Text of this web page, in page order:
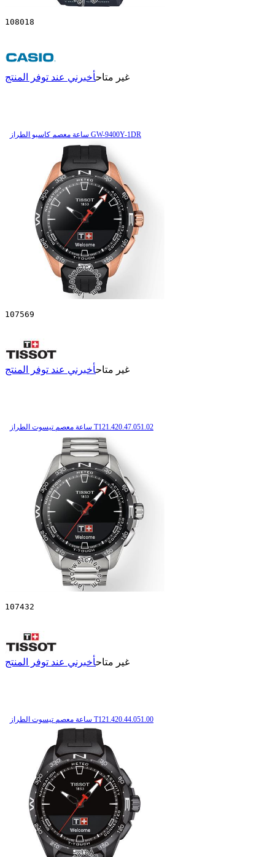
108018
غير متاحأخبرني عند توفر المنتج
ساعة معصم کاسیو الطراز GW-9400Y-1DR
107569
غير متاحأخبرني عند توفر المنتج
ساعة معصم تیسوت الطراز T121.420.47.051.02
107432
غير متاحأخبرني عند توفر المنتج
ساعة معصم تیسوت الطراز T121.420.44.051.00